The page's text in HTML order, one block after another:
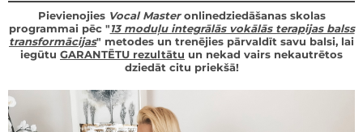
Pievienojies Vocal Masteronlinedziedāšanas skolas
programmai pēc "13 moduļu integrālās vokālās terapijas balss
transformācijas" metodes un trenējies pārvaldīt savu balsi, lai
iegūtu GARANTĒTU rezultātu un nekad vairs nekautrētos
dziedāt citu priekšā!